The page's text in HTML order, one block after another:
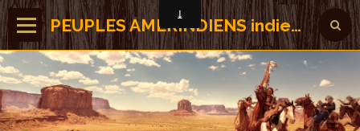
PEUPLES AMERINDIENS indiens des Amérique